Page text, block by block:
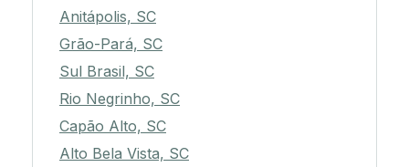
Anitápolis, SC
Grão-Pará, SC
Sul Brasil, SC
Rio Negrinho, SC
Capão Alto, SC
Alto Bela Vista, SC